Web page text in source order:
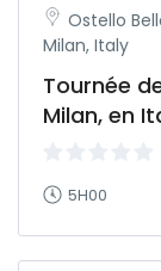
Ostello
Milan, Italy
Tournée
Milan, en
5H00